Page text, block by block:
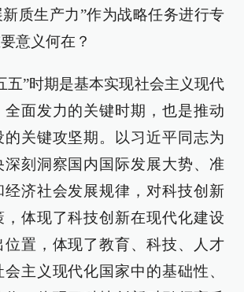
质生产力”作为战略任务进行专
意义何在？
五”时期是基本实现社会主义现代
面发力的关键时期，也是推动
关键攻坚期。以习近平同志为
深刻洞察国内国际发展大势、准
经济社会发展规律，对科技创新
体现了科技创新在现代化建设
位置，体现了教育、科技、人才
主义现代化国家中的基础性、